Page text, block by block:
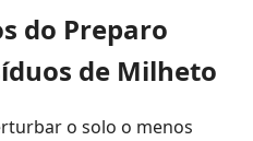
do Preparo
de Milheto
o solo o menos